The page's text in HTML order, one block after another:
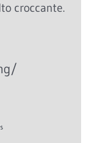
croccante.